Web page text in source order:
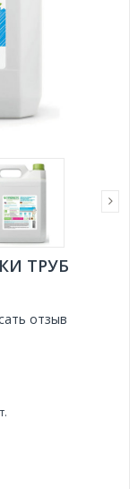
ТРУБ
отзыв